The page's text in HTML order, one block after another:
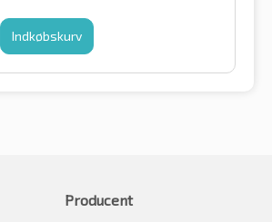
Indkøbskurv
Producent